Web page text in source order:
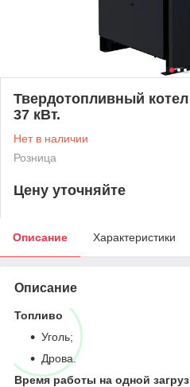
Твердотопливный
37 кВт.
Нет в наличии
Розница
Цену уточняйте
Описание Характеристики
Описание
Топливо
Уголь;
Дрова.
Время работы на одной